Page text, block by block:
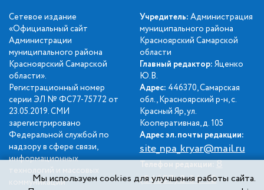
Сетевое издание
«Официальный сайт
Администрации
муниципального района
Красноярский Самарской
области».
Регистрационный номер
серии ЭЛ № ФС77-75772 от
23.05.2019. СМИ
зарегистрировано
Федеральной службой по
надзору в сфере связи,
информационных
технологий и массовых
коммуникаций
Учредитель: Администрация
муниципального района
Красноярский Самарской
области
Главный редактор: Яценко
Ю.В.
Адрес: 446370, Самарская
обл., Красноярский р-н, с.
Красный Яр, ул.
Кооперативная, д. 105
Адрес эл. почты редакции:
site_npa_kryar@mail.ru
Телефон редакции: 8
(84657) 2-34-42
Мы используем cookies для улучшения работы сайта.